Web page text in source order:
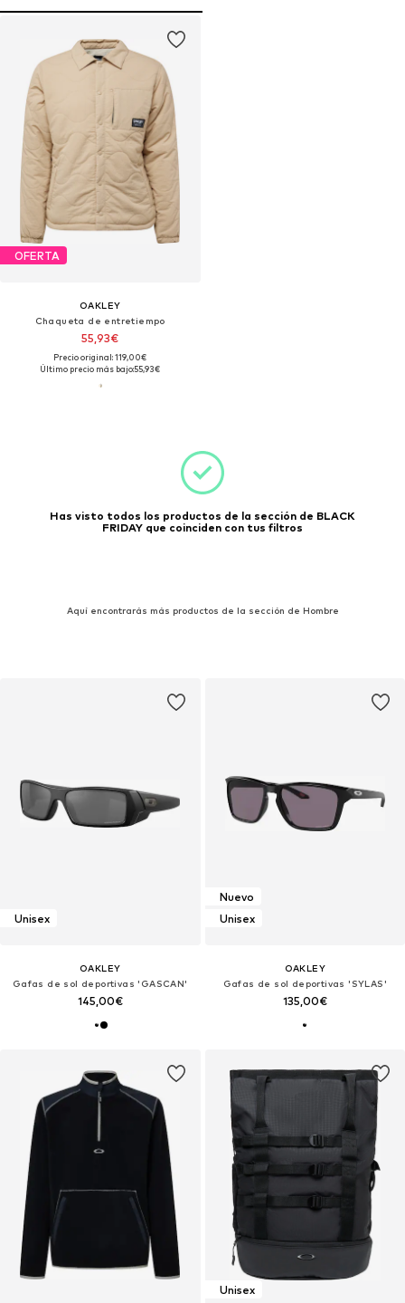
OFERTA
OAKLEY
Chaqueta de entretiempo
55,93€
Precio original: 119,00€
Último precio más bajo:55,93€
Has visto todos los productos de la sección de BLACK
FRIDAY que coinciden con tus filtros
Aquí encontrarás más productos de la sección de Hombre
Unisex
OAKLEY
Gafas de sol deportivas 'GASCAN'
145,00€
Nuevo
Unisex
OAKLEY
Gafas de sol deportivas 'SYLAS'
135,00€
Unisex